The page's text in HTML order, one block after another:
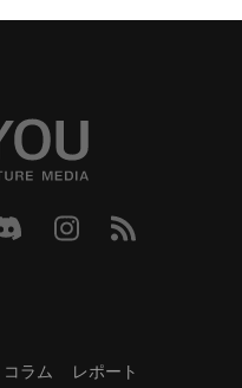
コラム
レポート